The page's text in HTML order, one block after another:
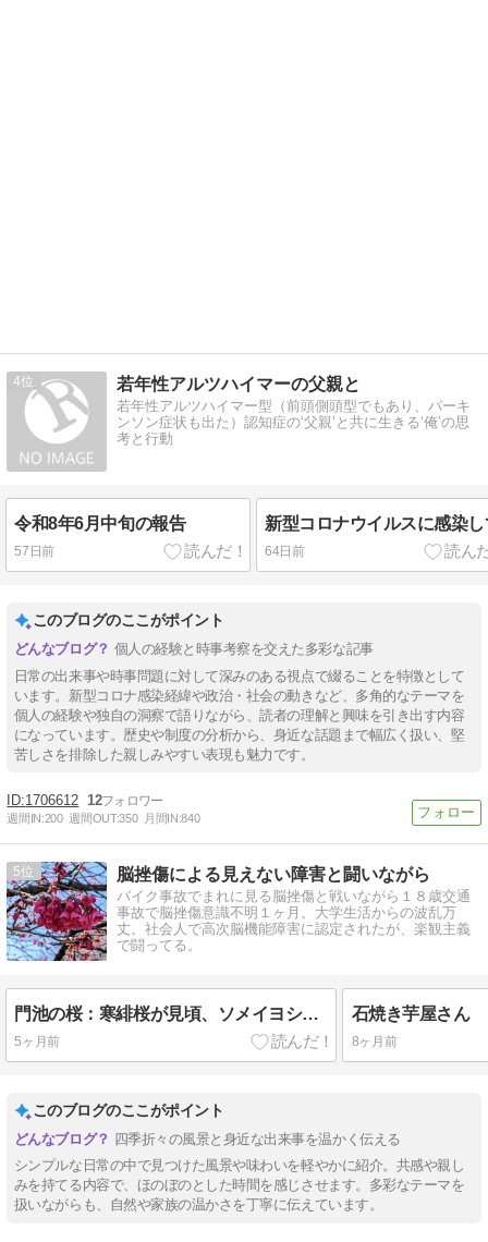
4 若年性アルツハイマーの父親と
若年性アルツハイマー型（前頭側頭型でもあり、パーキ
ンソン症状も出た）認知症の‘父親’と共に生きる‘俺’の思
考と行動
令和8年6月中旬の報告
57日前
新型コロナウイルスに感染し
64日前
このブログのここがポイント
個人の経験と時事考察を交えた多彩な記事
日常の出来事や時事問題に対して深みのある視点で綴ることを特徴として
います。新型コロナ感染経緯や政治・社会の動きなど、多角的なテーマを
個人の経験や独自の洞察で語りながら、読者の理解と興味を引き出す内容
になっています。歴史や制度の分析から、身近な話題まで幅広く扱い、堅
苦しさを排除した親しみやすい表現も魅力です。
1706612 12
週間IN:200 週間OUT:350 月間IN:840
5 脳挫傷による見えない障害と闘いながら
バイク事故でまれに見る脳挫傷と戦いながら１８歳交通
事故で脳挫傷意識不明１ヶ月。大学生活からの波乱万
丈。社会人で高次脳機能障害に認定されたが、楽観主義
で闘ってる。
門池の桜：寒緋桜が見頃、ソメイヨシノはつぼみ
5ヶ月前
石焼き芋屋さん
8ヶ月前
このブログのここがポイント
四季折々の風景と身近な出来事を温かく伝える
シンプルな日常の中で見つけた風景や味わいを軽やかに紹介。共感や親し
みを持てる内容で、ほのぼのとした時間を感じさせます。多彩なテーマを
扱いながらも、自然や家族の温かさを丁寧に伝えています。